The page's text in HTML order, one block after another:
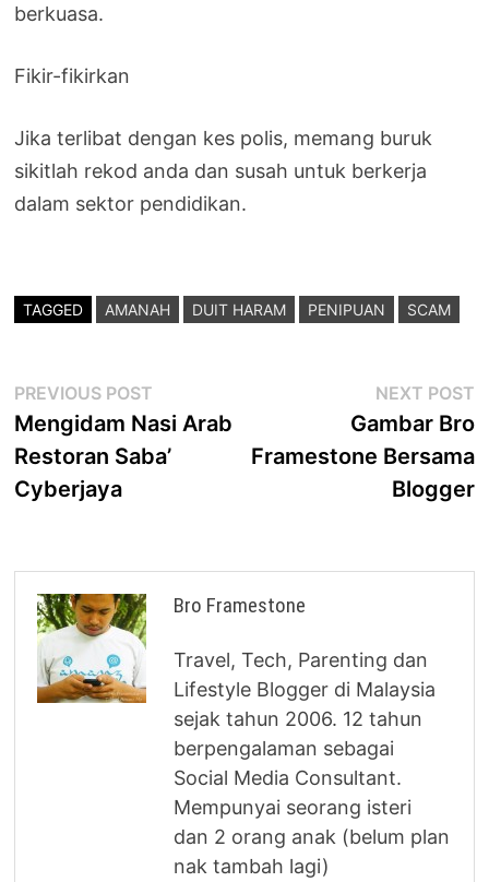
berkuasa.
Fikir-fikirkan
Jika terlibat dengan kes polis, memang buruk
sikitlah rekod anda dan susah untuk berkerja
dalam sektor pendidikan.
TAGGED AMANAH DUIT HARAM PENIPUAN SCAM
Post
navigation
PREVIOUS POST
post:
Mengidam Nasi Arab
Restoran Saba’
Cyberjaya
NEXT POST
Gambar Bro
Framestone Bersama
Blogger
Bro Framestone
Travel, Tech, Parenting dan
Lifestyle Blogger di Malaysia
sejak tahun 2006. 12 tahun
berpengalaman sebagai
Social Media Consultant.
Mempunyai seorang isteri
dan 2 orang anak (belum plan
nak tambah lagi)